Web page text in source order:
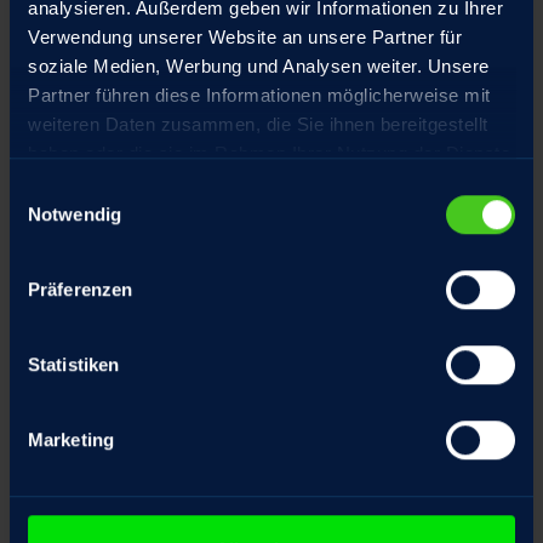
analysieren. Außerdem geben wir Informationen zu Ihrer
Verwendung unserer Website an unsere Partner für
soziale Medien, Werbung und Analysen weiter. Unsere
Partner führen diese Informationen möglicherweise mit
weiteren Daten zusammen, die Sie ihnen bereitgestellt
Notwendig
Präferenzen
Statistiken
Marketing
Hochpräzisions-Gewindetriebe aus
eigener Fertigung, spielarm geschliffen
Sonderausstattung